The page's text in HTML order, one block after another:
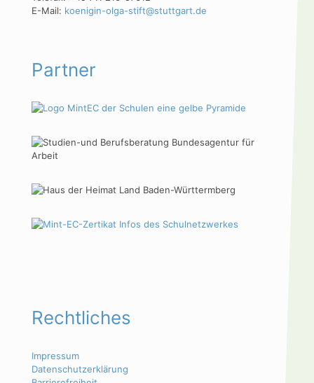
E-Mail: koenigin-olga-stift@stuttgart.de
Partner
Rechtliches
Impressum
Datenschutzerklärung